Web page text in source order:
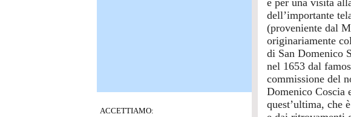
ACCETTIAMO:
e per una visita
dell’importante
(proveniente dal
originariamente
di San Domenico
nel 1653 dal
commissione del
Domenico Coscia
quest’ultima, che